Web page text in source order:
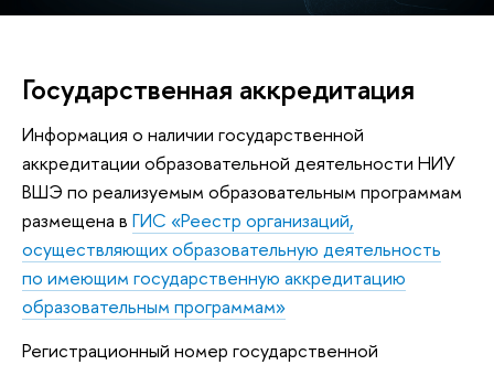
Государственная аккредитация
Информация о наличии государственной
аккредитации образовательной деятельности НИУ
ВШЭ по реализуемым образовательным программам
размещена в ГИС «Реестр организаций,
осуществляющих образовательную деятельность
по имеющим государственную аккредитацию
образовательным программам»
Регистрационный номер государственной